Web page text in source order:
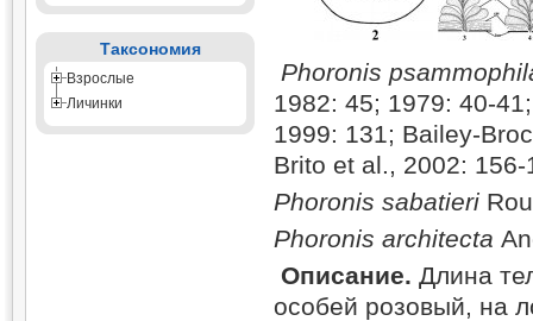
Таксономия
Взрослые
Личинки
Phoronis
1982: 45; 1979: 40-
1999: 131; Bailey-
Brito et al., 2002: 156-
Phoronis sabatieri
Phoronis architecta
Описание. Длина
особей розовый, на